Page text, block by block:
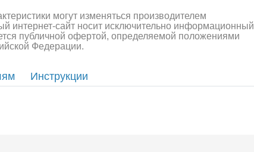
могут изменяться производителем
интернет-сайт носит исключительно информационный
публичной офертой, определяемой положениями
Федерации.
Инструкции